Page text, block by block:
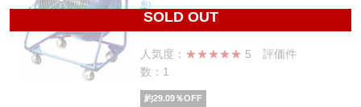
SOLD OUT
形)
216,281
人気度： ★★★★★ 5 評価件
数：1
約29.09％OFF